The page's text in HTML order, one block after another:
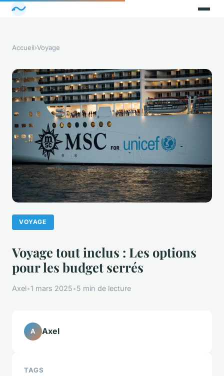
Accueil›Voyage
VOYAGE
Voyage tout inclus : Les options
pour les budget serrés
Axel•1 mars 2025•5 min de lecture
A Axel
TAGS